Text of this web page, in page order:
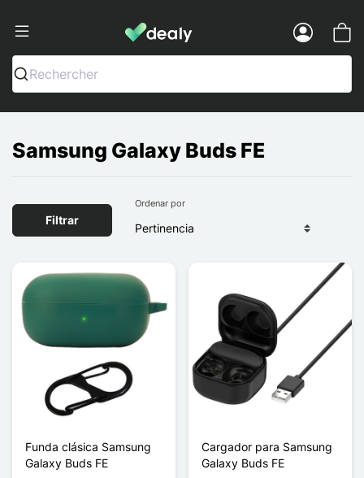
Dealy - Fundas y accesorios para
Rechercher
Samsung Galaxy Buds FE
Filtrar
Ordenar por
Funda clásica Samsung
Galaxy Buds FE
Cargador para Samsung
Galaxy Buds FE